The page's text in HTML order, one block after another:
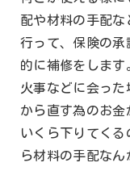
配や材料の手配な
行って、保険の承
的に補修をします
火事などに会っ
から直す為のお金
いくら下りてく
ら材料の手配なん